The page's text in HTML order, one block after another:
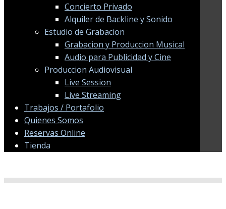
Concierto Privado
Alquiler de Backline y Sonido
Estudio de Grabacion
Grabacion y Produccion Musical
Audio para Publicidad y Cine
Produccion Audiovisual
Live Session
Live Streaming
Trabajos / Portafolio
Quienes Somos
Reservas Online
Tienda